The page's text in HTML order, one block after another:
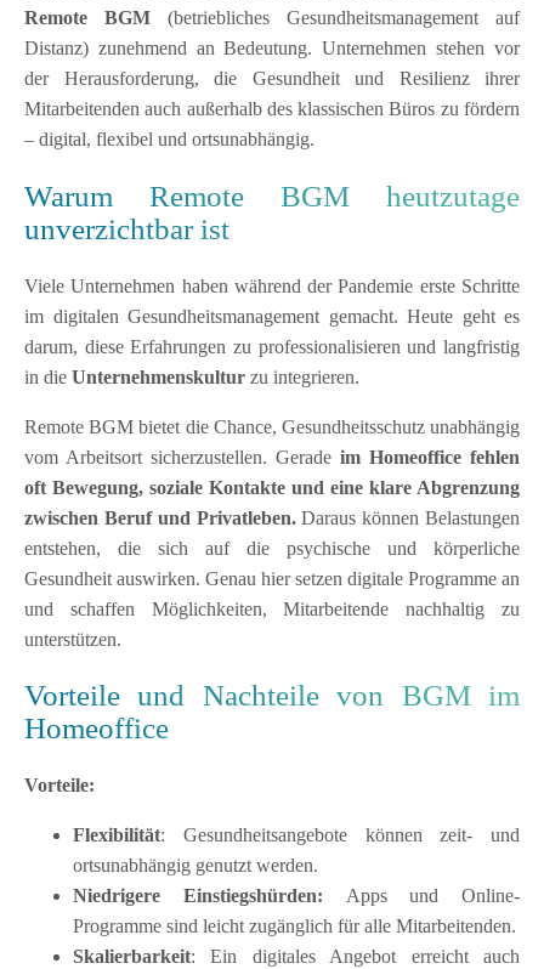
Remote BGM (betriebliches Gesundheitsmanagement auf
Distanz) zunehmend an Bedeutung. Unternehmen stehen vor
der Herausforderung, die Gesundheit und Resilienz ihrer
Mitarbeitenden auch außerhalb des klassischen Büros zu fördern
– digital, flexibel und ortsunabhängig.
Warum Remote BGM heutzutage
unverzichtbar ist
Viele Unternehmen haben während der Pandemie erste Schritte
im digitalen Gesundheitsmanagement gemacht. Heute geht es
darum, diese Erfahrungen zu professionalisieren und langfristig
in die Unternehmenskultur zu integrieren.
Remote BGM bietet die Chance, Gesundheitsschutz unabhängig
vom Arbeitsort sicherzustellen. Gerade im Homeoffice fehlen
oft Bewegung, soziale Kontakte und eine klare Abgrenzung
zwischen Beruf und Privatleben.Daraus können Belastungen
entstehen, die sich auf die psychische und körperliche
Gesundheit auswirken. Genau hier setzen digitale Programme an
und schaffen Möglichkeiten, Mitarbeitende nachhaltig zu
unterstützen.
Vorteile und Nachteile von BGM im
Homeoffice
Vorteile:
Flexibilität: Gesundheitsangebote können zeit- und
ortsunabhängig genutzt werden.
Niedrigere Einstiegshürden: Apps und Online-
Programme sind leicht zugänglich für alle Mitarbeitenden.
Skalierbarkeit: Ein digitales Angebot erreicht auch